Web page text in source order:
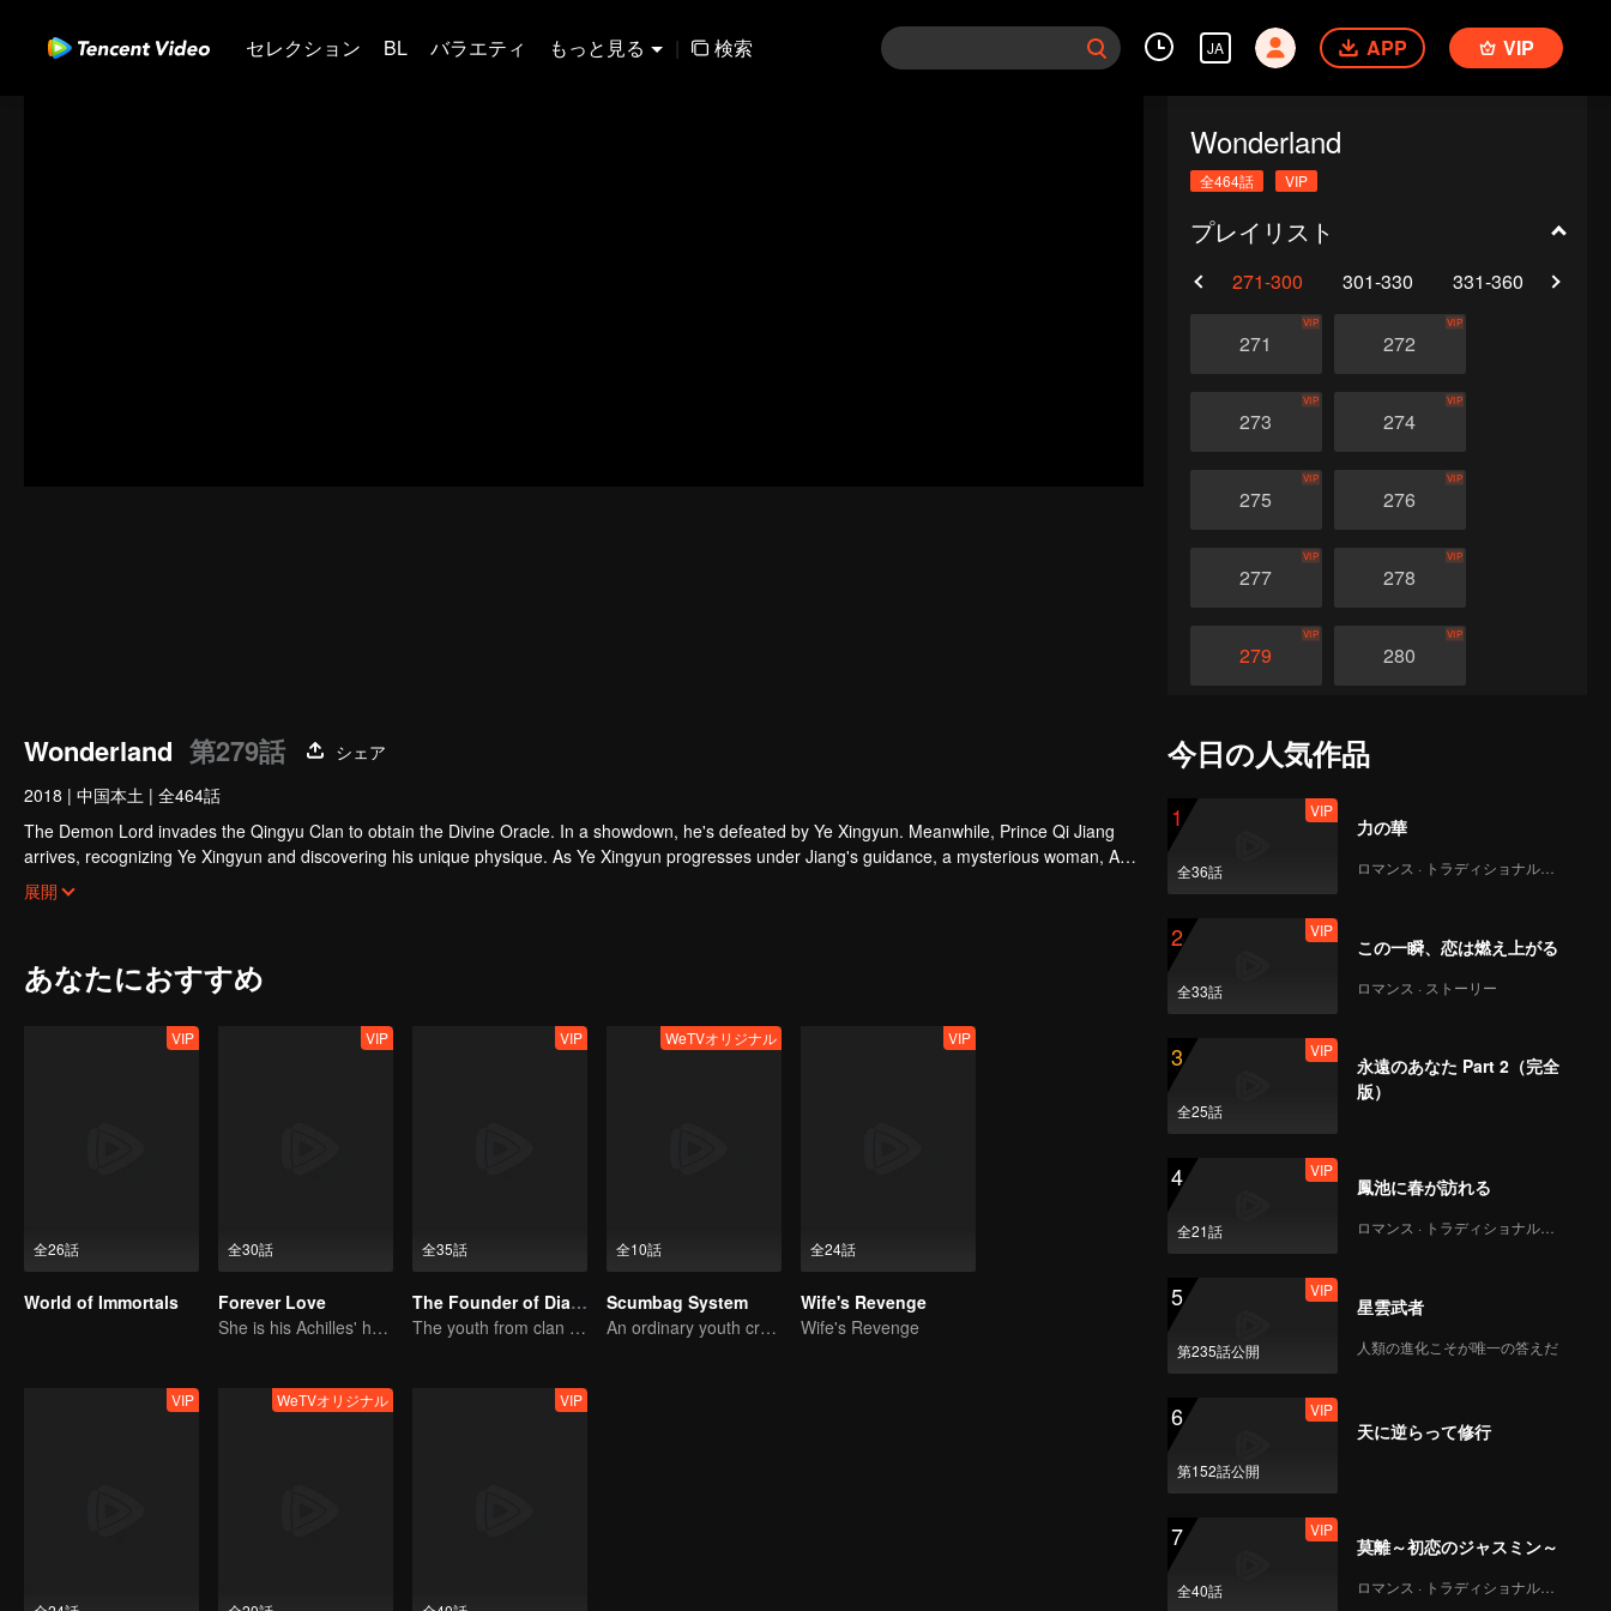
セレクション BL バラエティ もっと見る | 検索 JA APP VIP
Wonderland
全464話 VIP
プレイリスト
271-300 301-330 331-360
271
VIP
272
VIP
273
VIP
274
VIP
275
VIP
276
VIP
277
VIP
278
VIP
279
VIP
280
VIP
285
VIP
VIP VIP
VIP
294
VIP
VIP
297 298
VIP
300
Wonderland 第279話
シェア
2018 | 中国本土 | 全464話
The Demon Lord invades the Qingyu Clan to obtain the Divine Oracle. In a showdown, he's defeated by Ye Xingyun. Meanwhile, Prince Qi Jiang
arrives, recognizing Ye Xingyun and discovering his unique physique. As Ye Xingyun progresses under Jiang's guidance, a mysterious woman, An
Yun, appears and entangles herself in the feud between the Demon Lord and Ye Xingyun.
展開
あなたにおすすめ
全26話
VIP
World of Immortals
全30話
VIP
Forever Love
She is his Achilles' heel and his armor
全35話
VIP
The Founder of Diabolism
The youth from clan of cultivators killed the devils for the others
全10話
WeTVオリジナル
Scumbag System
An ordinary youth crossing as a villain into the book and abusing the hero!
全24話
VIP
Wife's Revenge
Wife's Revenge
VIP WeTVオリジナル VIP
今日の人気作品
1
全36話
VIP
力の華
ロマンス · トラディショナル・コスチューム
2
全33話
VIP
この一瞬、恋は燃え上がる
ロマンス · ストーリー
3
全25話
VIP
永遠のあなた Part 2（完全
版）
4
全21話
VIP
鳳池に春が訪れる
ロマンス · トラディショナル・コスチューム
5
第235話公開
VIP
星雲武者
人類の進化こそが唯一の答えだ
6
第152話公開
VIP
天に逆らって修行
7
全40話
VIP
莫離～初恋のジャスミン～
ロマンス · トラディショナル・コスチューム